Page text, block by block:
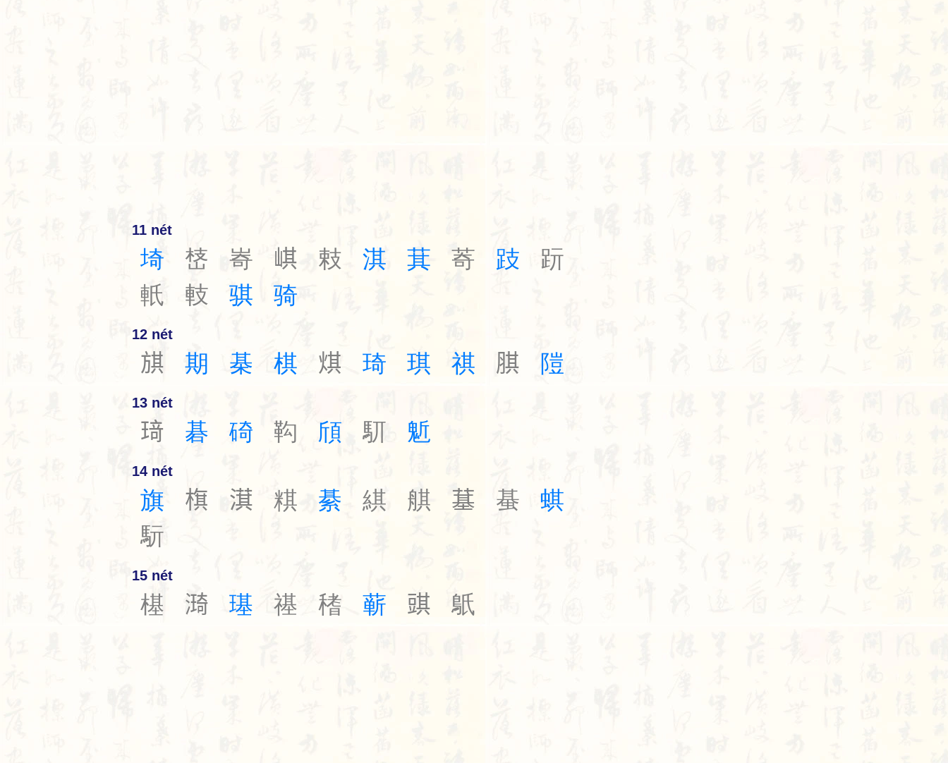
11 nét
埼 㟚 㟢 𡸷 㩽 淇 萁 䓫 跂
䟚
軝
䡋 骐 骑
12 nét
𣄃 期 棊 棋 𤊄 琦 琪 祺 𦝁 隑
13 nét
𤦺 碁 碕 䩓 頎 䭶 鬿
14 nét
旗 𣗍 𣾁 粸 綦 綨 䑴 𦸀 蜝
蜞
䭼
15 nét
樭 𣾏 璂 禥 䅲 蕲 𧯯 䲬